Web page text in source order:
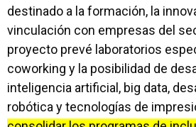
destinado a la formación, la
vinculación con empresas del
proyecto prevé laboratorios
coworking y la posibilidad de
inteligencia artificial, big data,
robótica y tecnologías de